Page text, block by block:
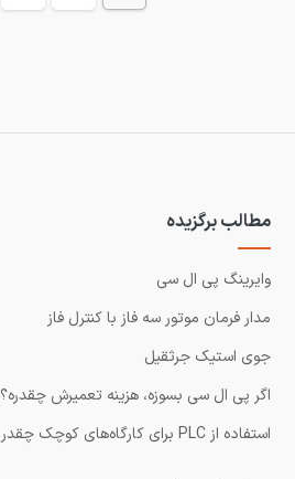
مطالب برگزیده
وایرینگ پی ال سی
مدار فرمان موتور سه فاز با کنترل فاز
جوی استیک جرثقیل
اگر پی ال سی بسوزه، هزینه تعمیرش چقدره؟
استفاده از PLC برای کارگاه‌های کوچک چقدر هزینه داره؟